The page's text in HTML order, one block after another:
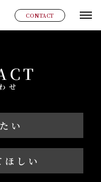
CONTACT グ
せ
い
ほしい